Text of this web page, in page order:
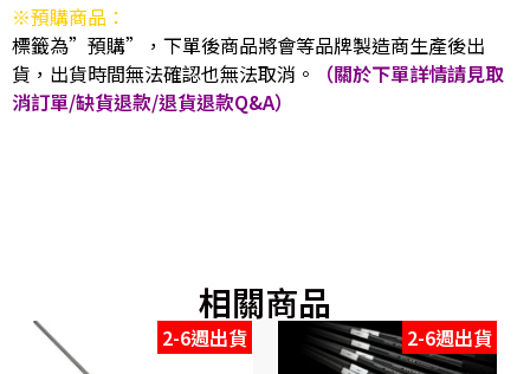
※預購商品：
標籤為”預購”，下單後商品將會等品牌製造商生產後出
貨，出貨時間無法確認也無法取消。
（關於下單詳情請見取
消訂單/缺貨退款/退貨退款Q&A）
相關商品
2-6週出貨 2-6週出貨